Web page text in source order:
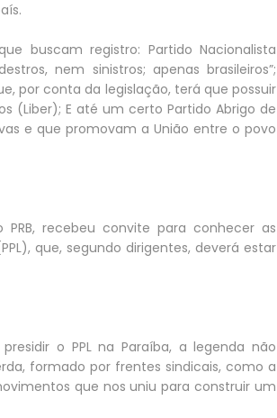
buscam registro: Partido Nacionalista
nem sinistros; apenas brasileiros”;
por conta da legislação, terá que possuir
(Liber); E até um certo Partido Abrigo de
e que promovam a União entre o povo
recebeu convite para conhecer as
que, segundo dirigentes, deverá estar
o PPL na Paraíba, a legenda não
formado por frentes sindicais, como a
que nos uniu para construir um